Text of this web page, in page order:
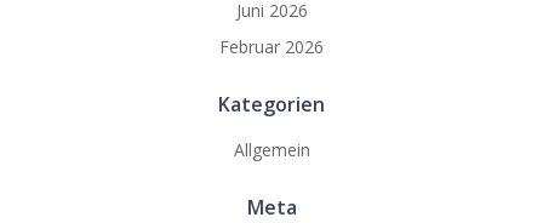
Juni 2026
Februar 2026
Kategorien
Allgemein
Meta